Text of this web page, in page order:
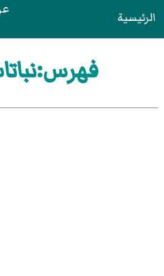
الرئيسية